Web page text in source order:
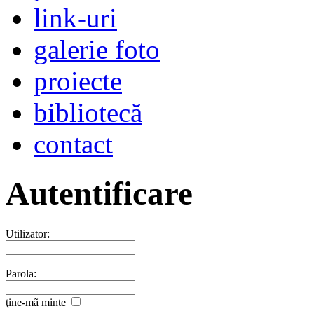
link-uri
galerie foto
proiecte
bibliotecă
contact
Autentificare
Utilizator:
Parola:
ţine-mã minte